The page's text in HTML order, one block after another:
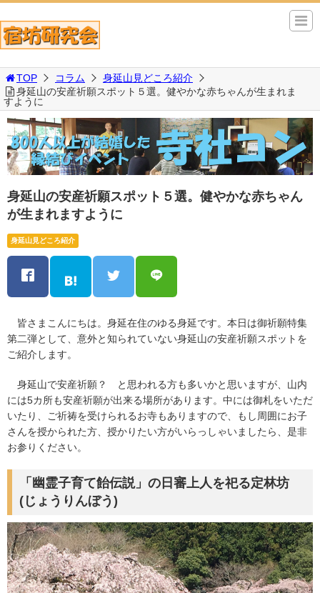
TOP コラム
身延山見どころ紹介
身延山の安産祈願スポット５選。健やかな赤ちゃんが生まれま
すように
身延山の安産祈願スポット５選。健やかな赤ちゃん
が生まれますように
身延山見どころ紹介
皆さまこんにちは。身延在住のゆる身延です。本日は御祈願特集
第二弾として、意外と知られていない身延山の安産祈願スポットを
ご紹介します。
身延山で安産祈願？ と思われる方も多いかと思いますが、山内
には5カ所も安産祈願が出来る場所があります。中には御札をいただ
いたり、ご祈祷を受けられるお寺もありますので、もし周囲にお子
さんを授かられた方、授かりたい方がいらっしゃいましたら、是非
お参りください。
「幽霊子育て飴伝説」の日審上人を祀る定林坊
(じょうりんぼう)